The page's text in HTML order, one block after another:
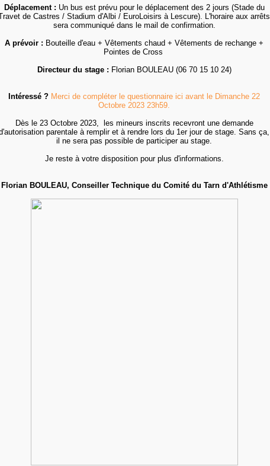
Déplacement : Un bus est prévu pour le déplacement des 2 jours (Stade du
de Castres / Stadium d'Albi / EuroLoisirs à Lescure). L'horaire aux arrêts
sera communiqué dans le mail de confirmation.
A prévoir : Bouteille d'eau + Vêtements chaud + Vêtements de rechange +
Pointes de Cross
Directeur du stage : Florian BOULEAU (06 70 15 10 24)
Intéressé ? Merci de compléter le questionnaire ici avant le Dimanche 22
Octobre 2023 23h59.
Dès le 23 Octobre 2023, les mineurs inscrits recevront une demande
parentale à remplir et à rendre lors du 1er jour de stage. Sans ça,
il ne sera pas possible de participer au stage.
Je reste à votre disposition pour plus d'informations.
Florian BOULEAU, Conseiller Technique du Comité du Tarn d'Athlétisme